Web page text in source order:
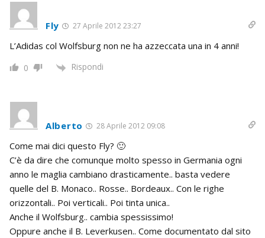
Fly 27 Aprile 2012 23:27
L’Adidas col Wolfsburg non ne ha azzeccata una in 4 anni!
0 Rispondi
Alberto 28 Aprile 2012 09:08
Come mai dici questo Fly? 🙂
C’è da dire che comunque molto spesso in Germania ogni
anno le maglia cambiano drasticamente.. basta vedere
quelle del B. Monaco.. Rosse.. Bordeaux.. Con le righe
orizzontali.. Poi verticali.. Poi tinta unica..
Anche il Wolfsburg.. cambia spessissimo!
Oppure anche il B. Leverkusen.. Come documentato dal sito